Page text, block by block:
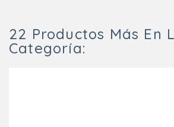
22 Productos Más En
Categoría: